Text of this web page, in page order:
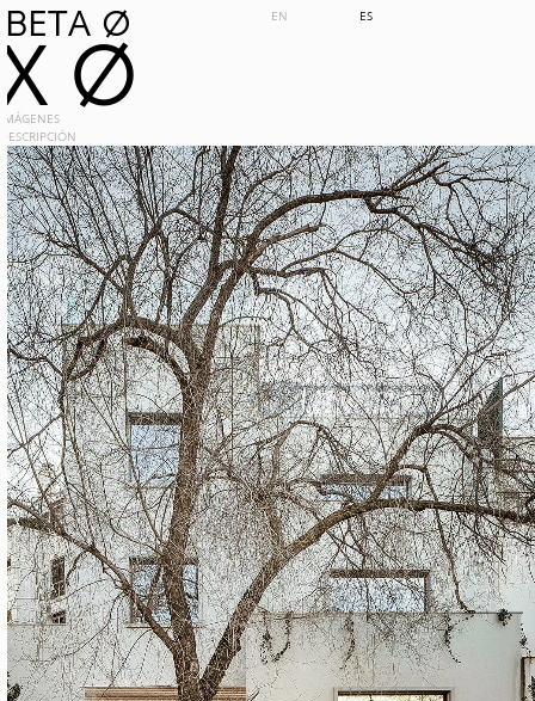
BETA 0 EN ES
X 0
IMÁGENES
DESCRIPCIÓN